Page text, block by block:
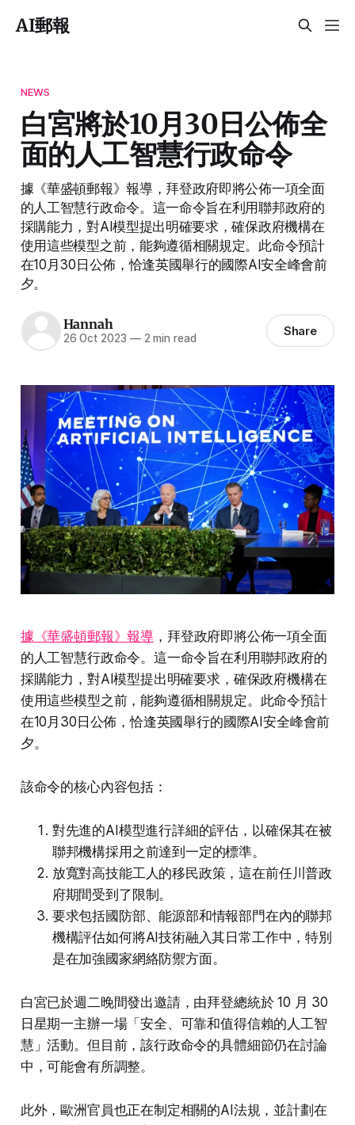
AI郵報
NEWS
白宮將於10月30日公佈全
面的人工智慧行政命令
據《華盛頓郵報》報導，拜登政府即將公佈一項全面
的人工智慧行政命令。這一命令旨在利用聯邦政府的
採購能力，對AI模型提出明確要求，確保政府機構在
使用這些模型之前，能夠遵循相關規定。此命令預計
在10月30日公佈，恰逢英國舉行的國際AI安全峰會前
夕。
Hannah
26 Oct 2023 —2 min read Share
據《華盛頓郵報》報導 ，拜登政府即將公佈一項全面
的人工智慧行政命令。這一命令旨在利用聯邦政府的
採購能力，對AI模型提出明確要求，確保政府機構在
使用這些模型之前，能夠遵循相關規定。此命令預計
在10月30日公佈，恰逢英國舉行的國際AI安全峰會前
夕。
該命令的核心內容包括：
對先進的AI模型進行詳細的評估，以確保其在被
聯邦機構採用之前達到一定的標準。
放寬對高技能工人的移民政策，這在前任川普政
府期間受到了限制。
要求包括國防部、能源部和情報部門在內的聯邦
機構評估如何將AI技術融入其日常工作中，特別
是在加強國家網絡防禦方面。
白宮已於週二晚間發出邀請，由拜登總統於 10 月 30
日星期一主辦一場「安全、可靠和值得信賴的人工智
慧」活動。但目前，該行政命令的具體細節仍在討論
中，可能會有所調整。
此外，歐洲官員也正在制定相關的AI法規，並計劃在